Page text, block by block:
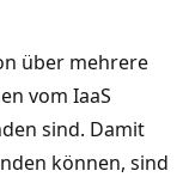
über mehrere
vom IaaS
sind. Damit
können, sind